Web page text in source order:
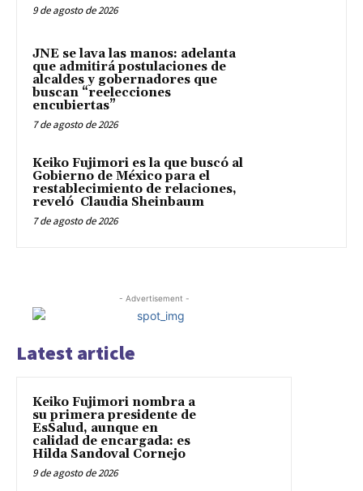
9 de agosto de 2026
JNE se lava las manos: adelanta
que admitirá postulaciones de
alcaldes y gobernadores que
buscan “reelecciones
encubiertas”
7 de agosto de 2026
Keiko Fujimori es la que buscó al
Gobierno de México para el
restablecimiento de relaciones,
reveló Claudia Sheinbaum
7 de agosto de 2026
- Advertisement -
Latest article
Keiko Fujimori nombra a
su primera presidente de
EsSalud, aunque en
calidad de encargada: es
Hilda Sandoval Cornejo
9 de agosto de 2026